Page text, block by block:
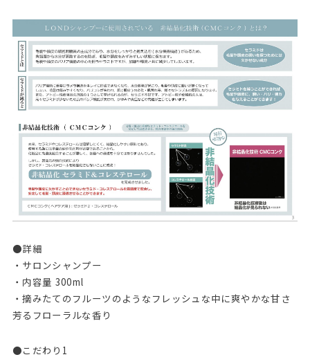
●詳細
・サロンシャンプー
・内容量 300ml
・摘みたてのフルーツのようなフレッシュな中に爽やかな甘さ
芳るフローラルな香り
●こだわり1